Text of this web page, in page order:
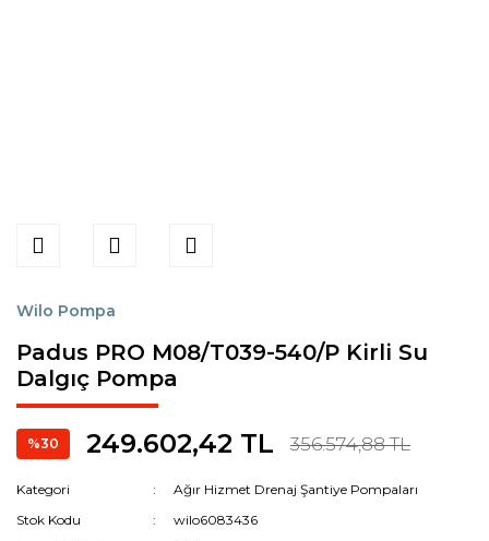
Wilo Pompa
Padus PRO M08/T039-540/P Kirli Su
Dalgıç Pompa
%30 249.602,42 TL 356.574,88 TL
Kategori
Ağır Hizmet Drenaj Şantiye Pompaları
Stok Kodu
wilo6083436